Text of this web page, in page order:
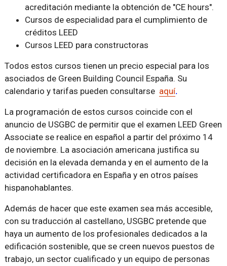
acreditación mediante la obtención de "CE hours".
Cursos de especialidad para el cumplimiento de
créditos LEED
Cursos LEED para constructoras
Todos estos cursos tienen un precio especial para los
asociados de Green Building Council España. Su
calendario y tarifas pueden consultarse aquí.
La programación de estos cursos coincide con el
anuncio de USGBC de permitir que el examen LEED Green
Associate se realice en español a partir del próximo 14
de noviembre. La asociación americana justifica su
decisión en la elevada demanda y en el aumento de la
actividad certificadora en España y en otros países
hispanohablantes.
Además de hacer que este examen sea más accesible,
con su traducción al castellano, USGBC pretende que
haya un aumento de los profesionales dedicados a la
edificación sostenible, que se creen nuevos puestos de
trabajo, un sector cualificado y un equipo de personas